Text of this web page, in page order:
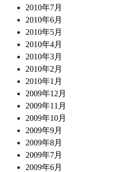
2010年7月
2010年6月
2010年5月
2010年4月
2010年3月
2010年2月
2010年1月
2009年12月
2009年11月
2009年10月
2009年9月
2009年8月
2009年7月
2009年6月